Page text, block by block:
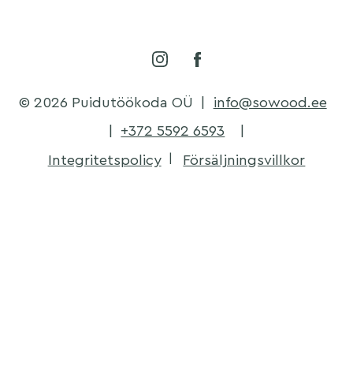
© 2026 Puidutöökoda OÜ
info@sowood.ee
+372 5592 6593
Integritetspolicy
Försäljningsvillkor